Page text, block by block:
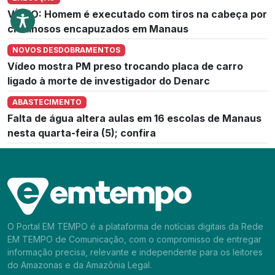
VÍDEO: Homem é executado com tiros na cabeça por
criminosos encapuzados em Manaus
NOVOS DESDOBRAMENTOS
Vídeo mostra PM preso trocando placa de carro
ligado à morte de investigador do Denarc
ABASTECIMENTO
Falta de água altera aulas em 16 escolas de Manaus
nesta quarta-feira (5); confira
O Portal EM TEMPO é a plataforma de notícias digitais da Rede
EM TEMPO de Comunicação, com o compromisso de entregar
informação precisa, relevante e independente para os leitores
do Amazonas e da Amazônia Legal.